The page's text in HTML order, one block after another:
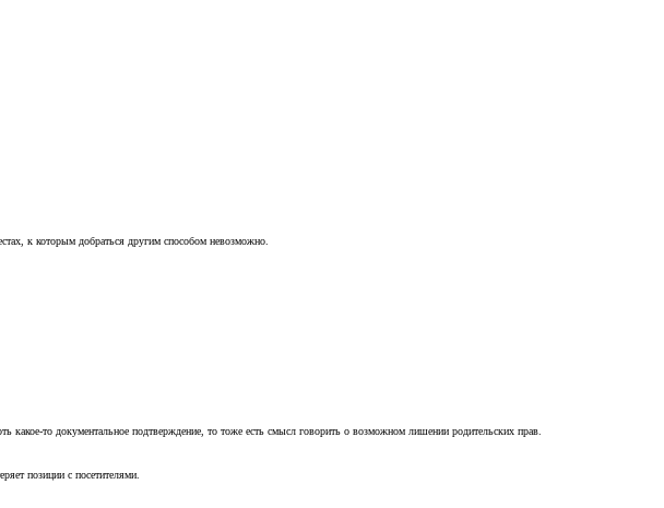
к которым добраться другим способом невозможно.
то документальное подтверждение, то тоже есть смысл говорить о возможном лишении родительских прав.
позиции с посетителями.